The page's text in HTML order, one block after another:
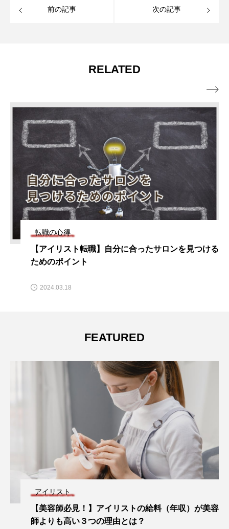
前の記事 次の記事
RELATED
転職の心得
【アイリスト転職】自分に合ったサロンを見つける
ためのポイント
2024.03.18

FEATURED
アイリスト
【美容師必見！】アイリストの給料（年収）が美容
師よりも高い３つの理由とは？